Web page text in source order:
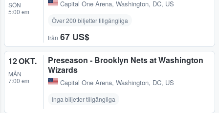
SÖN
5:00 em
Capital One Arena, Washington, DC, US
Över 200 biljetter tillgängliga
från 67 US$
12 OKT.
MÅN
7:00 em
Preseason - Brooklyn Nets at Washington
Wizards
Capital One Arena, Washington, DC, US
Inga biljetter tillgängliga